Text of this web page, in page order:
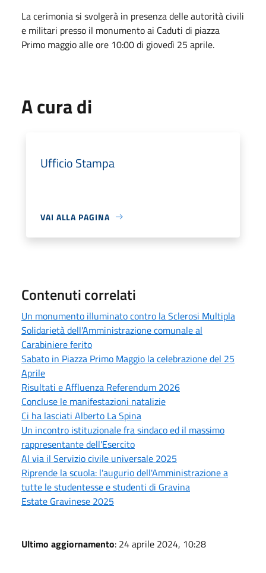
La cerimonia si svolgerà in presenza delle autorità civili
e militari presso il monumento ai Caduti di piazza
Primo maggio alle ore 10:00 di giovedì 25 aprile.
A cura di
Ufficio Stampa
VAI ALLA PAGINA
Contenuti correlati
Un monumento illuminato contro la Sclerosi Multipla
Solidarietà dell'Amministrazione comunale al
Carabiniere ferito
Sabato in Piazza Primo Maggio la celebrazione del 25
Aprile
Risultati e Affluenza Referendum 2026
Concluse le manifestazioni natalizie
Ci ha lasciati Alberto La Spina
Un incontro istituzionale fra sindaco ed il massimo
rappresentante dell'Esercito
Al via il Servizio civile universale 2025
Riprende la scuola: l'augurio dell'Amministrazione a
tutte le studentesse e studenti di Gravina
Estate Gravinese 2025
Ultimo aggiornamento: 24 aprile 2024, 10:28